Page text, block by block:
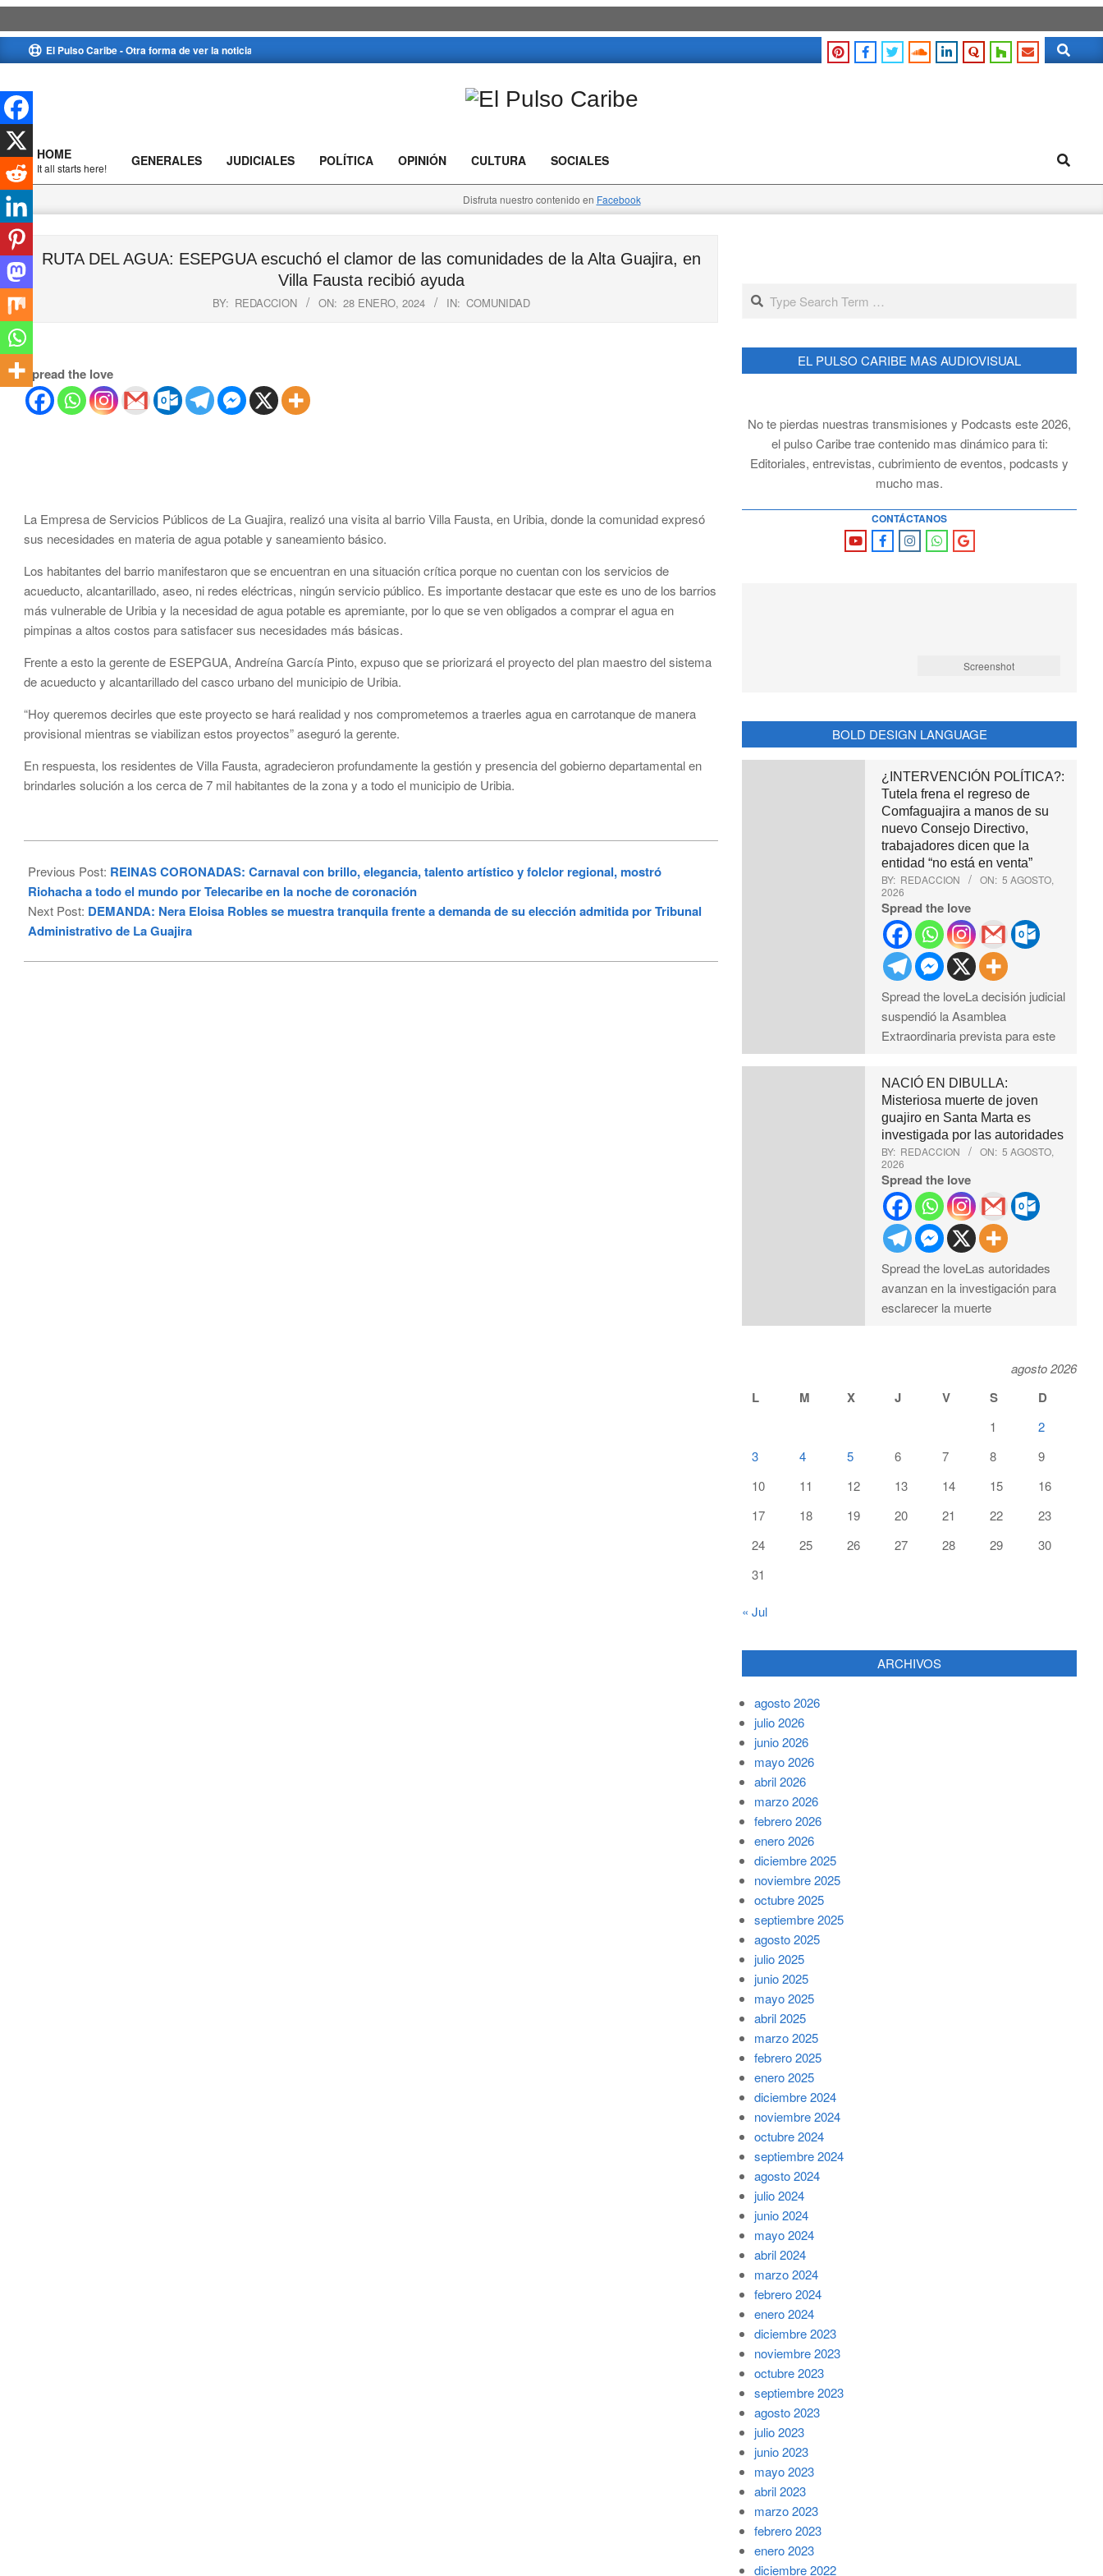
to
El Pulso Caribe - Otra forma de ver la noticia Search
Caribe
Primary
Navigation
Menu
HOME
It all starts here! GENERALES JUDICIALES POLÍTICA OPINIÓN CULTURA SOCIALES Search
Disfruta nuestro contenido en Facebook
RUTA DEL AGUA: ESEPGUA escuchó el clamor de las comunidades de la Alta Guajira, en
Villa Fausta recibió ayuda
BY: REDACCION ON: 28 ENERO, 2024 IN: COMUNIDAD
Spread the love
La Empresa de Servicios Públicos de La Guajira, realizó una visita al barrio Villa Fausta, en Uribia, donde la comunidad expresó
sus necesidades en materia de agua potable y saneamiento básico.
Los habitantes del barrio manifestaron que se encuentran en una situación crítica porque no cuentan con los servicios de
acueducto, alcantarillado, aseo, ni redes eléctricas, ningún servicio público. Es importante destacar que este es uno de los barrios
más vulnerable de Uribia y la necesidad de agua potable es apremiante, por lo que se ven obligados a comprar el agua en
pimpinas a altos costos para satisfacer sus necesidades más básicas.
Frente a esto la gerente de ESEPGUA, Andreína García Pinto, expuso que se priorizará el proyecto del plan maestro del sistema
de acueducto y alcantarillado del casco urbano del municipio de Uribia.
“Hoy queremos decirles que este proyecto se hará realidad y nos comprometemos a traerles agua en carrotanque de manera
provisional mientras se viabilizan estos proyectos” aseguró la gerente.
En respuesta, los residentes de Villa Fausta, agradecieron profundamente la gestión y presencia del gobierno departamental en
brindarles solución a los cerca de 7 mil habitantes de la zona y a todo el municipio de Uribia.
01-
28
Previous Post: REINAS CORONADAS: Carnaval con brillo, elegancia, talento artístico y folclor regional, mostró
Riohacha a todo el mundo por Telecaribe en la noche de coronación
Next Post: DEMANDA: Nera Eloisa Robles se muestra tranquila frente a demanda de su elección admitida por Tribunal
Administrativo de La Guajira
Search
EL PULSO CARIBE MAS AUDIOVISUAL
No te pierdas nuestras transmisiones y Podcasts este 2026,
el pulso Caribe trae contenido mas dinámico para ti:
Editoriales, entrevistas, cubrimiento de eventos, podcasts y
mucho mas.
CONTÁCTANOS
Screenshot
BOLD DESIGN LANGUAGE
¿INTERVENCIÓN POLÍTICA?:
Tutela frena el regreso de
Comfaguajira a manos de su
nuevo Consejo Directivo,
trabajadores dicen que la
entidad “no está en venta”
BY: REDACCION ON: 5 AGOSTO,
2026
Spread the love
Spread the loveLa decisión judicial
suspendió la Asamblea
Extraordinaria prevista para este
NACIÓ EN DIBULLA:
Misteriosa muerte de joven
guajiro en Santa Marta es
investigada por las autoridades
BY: REDACCION ON: 5 AGOSTO,
2026
Spread the love
Spread the loveLas autoridades
avanzan en la investigación para
esclarecer la muerte
agosto 2026
L M X J V S D
1
2
3
4 5 6 7 8
9
10
11 12 13 14 15
16
17
18 19 20 21 22
23
24
25 26 27 28 29
30
31
« Jul
ARCHIVOS
agosto 2026
julio 2026
junio 2026
mayo 2026
abril 2026
marzo 2026
febrero 2026
enero 2026
diciembre 2025
noviembre 2025
octubre 2025
septiembre 2025
agosto 2025
julio 2025
junio 2025
mayo 2025
abril 2025
marzo 2025
febrero 2025
enero 2025
diciembre 2024
noviembre 2024
octubre 2024
septiembre 2024
agosto 2024
julio 2024
junio 2024
mayo 2024
abril 2024
marzo 2024
febrero 2024
enero 2024
diciembre 2023
noviembre 2023
octubre 2023
septiembre 2023
agosto 2023
julio 2023
junio 2023
mayo 2023
abril 2023
marzo 2023
febrero 2023
enero 2023
diciembre 2022